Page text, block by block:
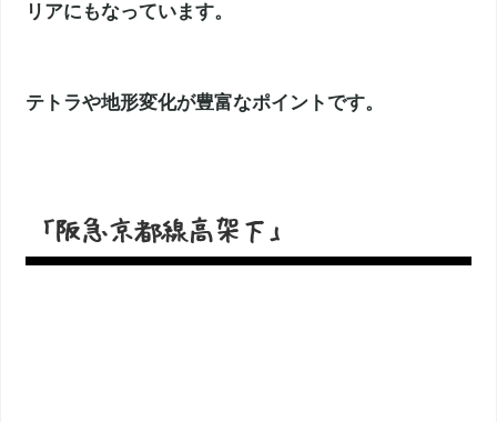
リアにもなっています。
テトラや地形変化が豊富なポイントです。
「阪急京都線高架下」